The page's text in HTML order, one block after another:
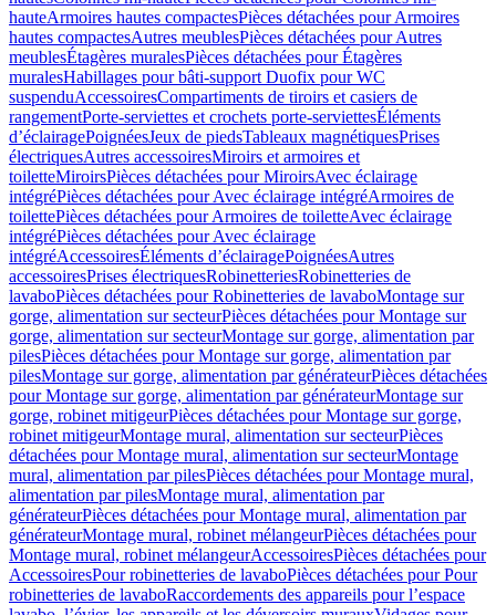
hauteArmoires hautes compactesPièces détachées pour Armoires
hautes compactesAutres meublesPièces détachées pour Autres
meublesÉtagères muralesPièces détachées pour Étagères
muralesHabillages pour bâti-support Duofix pour WC
suspenduAccessoiresCompartiments de tiroirs et casiers de
rangementPorte-serviettes et crochets porte-serviettesÉléments
d’éclairagePoignéesJeux de piedsTableaux magnétiquesPrises
électriquesAutres accessoiresMiroirs et armoires et
toiletteMiroirsPièces détachées pour MiroirsAvec éclairage
intégréPièces détachées pour Avec éclairage intégréArmoires de
toilettePièces détachées pour Armoires de toiletteAvec éclairage
intégréPièces détachées pour Avec éclairage
intégréAccessoiresÉléments d’éclairagePoignéesAutres
accessoiresPrises électriquesRobinetteriesRobinetteries de
lavaboPièces détachées pour Robinetteries de lavaboMontage sur
gorge, alimentation sur secteurPièces détachées pour Montage sur
gorge, alimentation sur secteurMontage sur gorge, alimentation par
pilesPièces détachées pour Montage sur gorge, alimentation par
pilesMontage sur gorge, alimentation par générateurPièces détachées
pour Montage sur gorge, alimentation par générateurMontage sur
gorge, robinet mitigeurPièces détachées pour Montage sur gorge,
robinet mitigeurMontage mural, alimentation sur secteurPièces
détachées pour Montage mural, alimentation sur secteurMontage
mural, alimentation par pilesPièces détachées pour Montage mural,
alimentation par pilesMontage mural, alimentation par
générateurPièces détachées pour Montage mural, alimentation par
générateurMontage mural, robinet mélangeurPièces détachées pour
Montage mural, robinet mélangeurAccessoiresPièces détachées pour
AccessoiresPour robinetteries de lavaboPièces détachées pour Pour
robinetteries de lavaboRaccordements des appareils pour l’espace